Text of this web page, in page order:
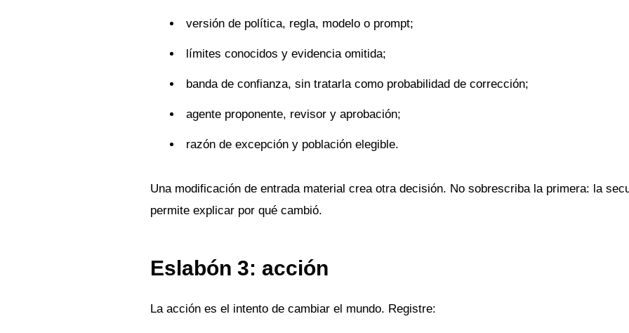
versión de política, regla, modelo o prompt;
límites conocidos y evidencia omitida;
banda de confianza, sin tratarla como probabilidad de corrección;
agente proponente, revisor y aprobación;
razón de excepción y población elegible.
Una modificación de entrada material crea otra decisión. No sobrescriba la primera: la
permite explicar por qué cambió.
Eslabón 3: acción
La acción es el intento de cambiar el mundo. Registre: